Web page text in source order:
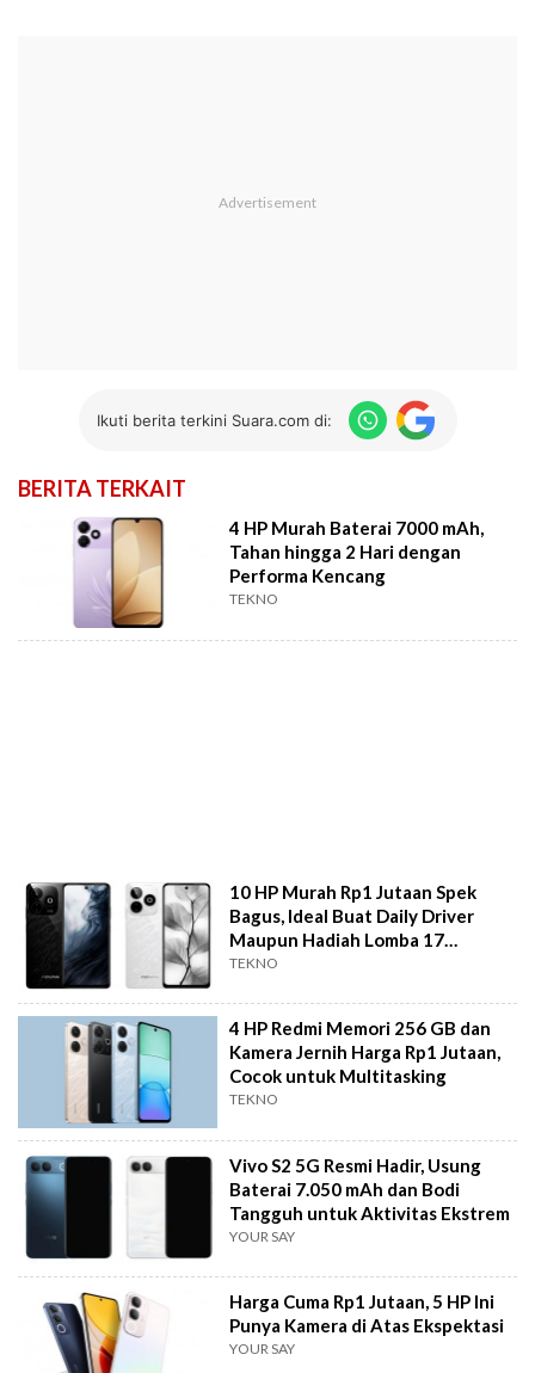
Ikuti berita terkini Suara.com di:
BERITA TERKAIT
4 HP Murah Baterai 7000 mAh,
Tahan hingga 2 Hari dengan
Performa Kencang
TEKNO
10 HP Murah Rp1 Jutaan Spek
Bagus, Ideal Buat Daily Driver
Maupun Hadiah Lomba 17
Agustus
TEKNO
4 HP Redmi Memori 256 GB dan
Kamera Jernih Harga Rp1 Jutaan,
Cocok untuk Multitasking
TEKNO
Vivo S2 5G Resmi Hadir, Usung
Baterai 7.050 mAh dan Bodi
Tangguh untuk Aktivitas Ekstrem
YOUR SAY
Harga Cuma Rp1 Jutaan, 5 HP Ini
Punya Kamera di Atas Ekspektasi
YOUR SAY